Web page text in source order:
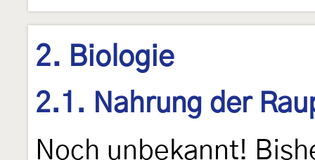
2. Biologie
2.1. Nahrung der
Noch unbekannt!